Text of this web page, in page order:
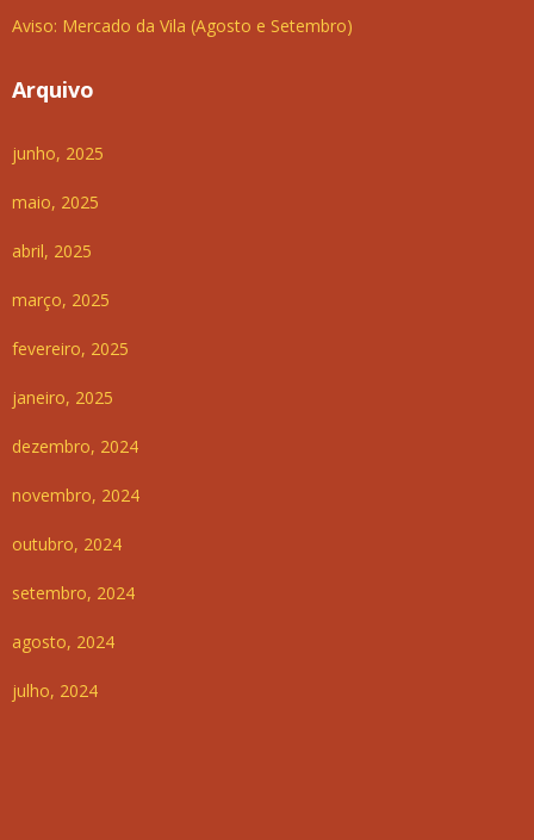
Aviso: Mercado da Vila (Agosto e Setembro)
Arquivo
junho, 2025
maio, 2025
abril, 2025
março, 2025
fevereiro, 2025
janeiro, 2025
dezembro, 2024
novembro, 2024
outubro, 2024
setembro, 2024
agosto, 2024
julho, 2024